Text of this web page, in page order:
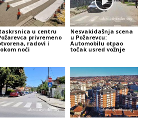
u centru
privremeno
radovi i
noći
Nesvakidašnja scena
u Požarevcu:
Automobilu otpao
točak usred vožnje